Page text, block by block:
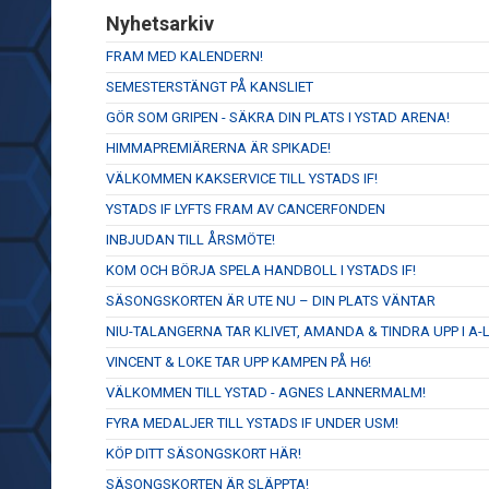
Nyhetsarkiv
FRAM MED KALENDERN!
SEMESTERSTÄNGT PÅ KANSLIET
GÖR SOM GRIPEN - SÄKRA DIN PLATS I YSTAD ARENA!
HIMMAPREMIÄRERNA ÄR SPIKADE!
VÄLKOMMEN KAKSERVICE TILL YSTADS IF!
YSTADS IF LYFTS FRAM AV CANCERFONDEN
INBJUDAN TILL ÅRSMÖTE!
KOM OCH BÖRJA SPELA HANDBOLL I YSTADS IF!
SÄSONGSKORTEN ÄR UTE NU – DIN PLATS VÄNTAR
NIU-TALANGERNA TAR KLIVET, AMANDA & TINDRA UPP I A-
VINCENT & LOKE TAR UPP KAMPEN PÅ H6!
VÄLKOMMEN TILL YSTAD - AGNES LANNERMALM!
FYRA MEDALJER TILL YSTADS IF UNDER USM!
KÖP DITT SÄSONGSKORT HÄR!
SÄSONGSKORTEN ÄR SLÄPPTA!